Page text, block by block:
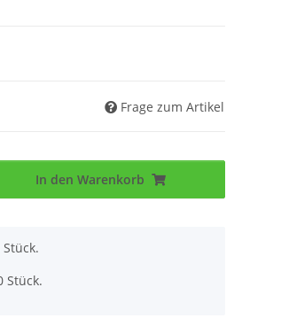
Frage zum Artikel
In den Warenkorb
Stück.